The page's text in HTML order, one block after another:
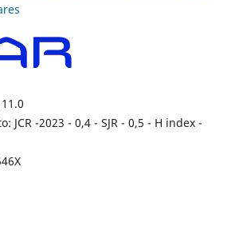
JCR -2023 - 0,4 - SJR - 0,5 - H index -